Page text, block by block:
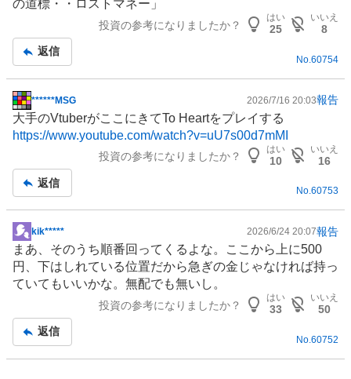
板
の道標・・ロストマネー」
投資の参考になりましたか？
はい
25
いいえ
8
返信
No. 60754
掲
示
板
******MSG 2026/7/16 20:03報告
大手のVtuberがここにきてTo Heartをプレイする
https://www.youtube.com/watch?v=uU7s00d7mMI
投資の参考になりましたか？
はい
10
いいえ
16
返信
No.60753
掲
示
板
記
kik***** 2026/6/24 20:07報告
まあ、そのうち順番回ってくるよな。ここから上に500
円、下はしれている位置だから急ぎの金じゃなければ持っ
ていてもいいかな。無配でも無いし。
投資の参考になりましたか？
はい
33
いいえ
50
返信
No. 60752